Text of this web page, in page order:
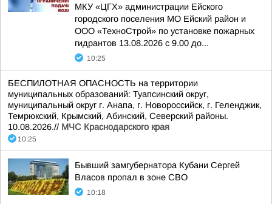
МКУ «ЦГХ» администрации Ейского
городского поселения МО Ейский район и
ООО «ТехноСтрой» по установке пожарных
гидрантов 13.08.2026 с 9.00 до...
10:25
БЕСПИЛОТНАЯ ОПАСНОСТЬ на территории
муниципальных образований: Туапсинский округ,
муниципальный округ г. Анапа, г. Новороссийск, г. Геленджик,
Темрюкский, Крымский, Абинский, Северский районы.
10.08.2026.// МЧС Краснодарского края
10:25
Бывший замгубернатора Кубани Сергей
Власов пропал в зоне СВО
10:18